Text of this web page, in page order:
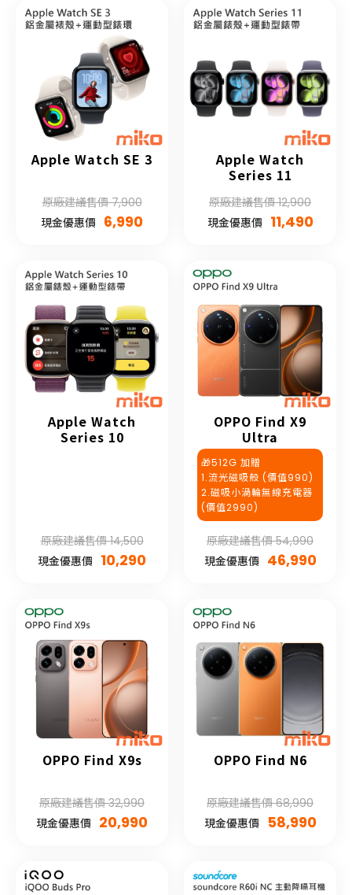
Apple Watch SE 3
原廠建議售價 7,900
現金優惠價 6,990
Apple Watch
Series 11
原廠建議售價 12,900
現金優惠價 11,490
Apple Watch
Series 10
原廠建議售價 14,500
現金優惠價 10,290
OPPO Find X9
Ultra
🎁512G 加贈
1.流光磁吸殼 (價值990)
2.磁吸小渦輪無線充電器
(價值2990)
原廠建議售價 54,990
現金優惠價 46,990
OPPO Find X9s
原廠建議售價 32,990
現金優惠價 20,990
OPPO Find N6
原廠建議售價 68,990
現金優惠價
58,990